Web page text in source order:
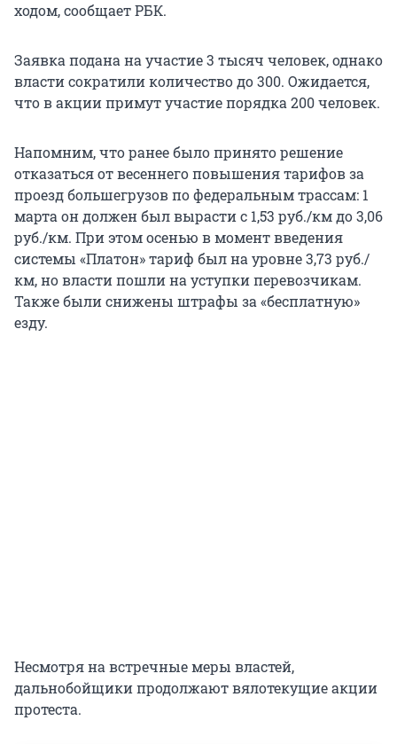
ходом, сообщает РБК.
Заявка подана на участие 3 тысяч человек, однако
власти сократили количество до 300. Ожидается,
что в акции примут участие порядка 200 человек.
Напомним, что ранее было принято решение
отказаться от весеннего повышения тарифов за
проезд большегрузов по федеральным трассам: 1
марта он должен был вырасти с 1,53 руб./км до 3,06
руб./км. При этом осенью в момент введения
системы «Платон» тариф был на уровне 3,73 руб./
км, но власти пошли на уступки перевозчикам.
Также были снижены штрафы за «бесплатную»
езду.
Несмотря на встречные меры властей,
дальнобойщики продолжают вялотекущие акции
протеста.